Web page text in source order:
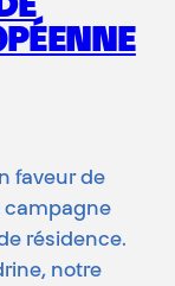
faveur de
campagne
résidence.
notre